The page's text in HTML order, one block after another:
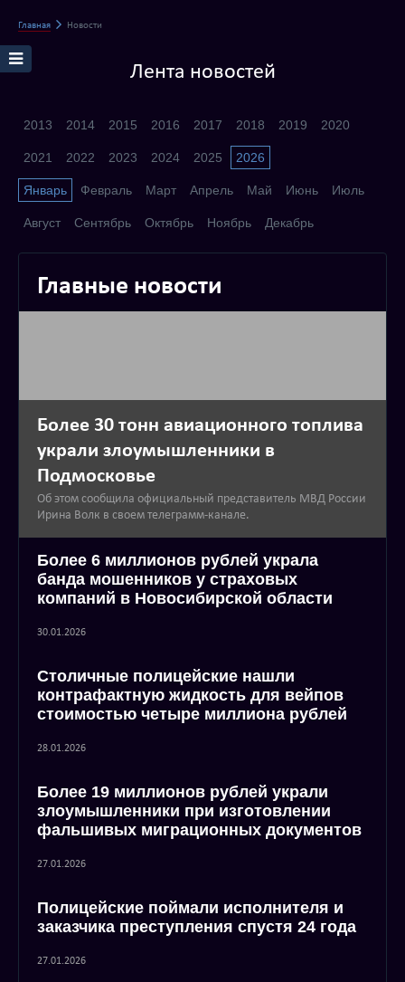
Главная Новости
Лента новостей
2013 2014 2015 2016 2017 2018 2019 2020
2021 2022 2023 2024 2025 2026
Январь Февраль Март Апрель Май Июнь Июль
Август Сентябрь Октябрь Ноябрь Декабрь
Главные новости
Более 30 тонн авиационного топлива
украли злоумышленники в
Подмосковье
Об этом сообщила официальный представитель МВД России
Ирина Волк в своем телеграмм-канале.
Более 6 миллионов рублей украла
банда мошенников у страховых
компаний в Новосибирской области
30.01.2026
Столичные полицейские нашли
контрафактную жидкость для вейпов
стоимостью четыре миллиона рублей
28.01.2026
Более 19 миллионов рублей украли
злоумышленники при изготовлении
фальшивых миграционных документов
27.01.2026
Полицейские поймали исполнителя и
заказчика преступления спустя 24 года
27.01.2026